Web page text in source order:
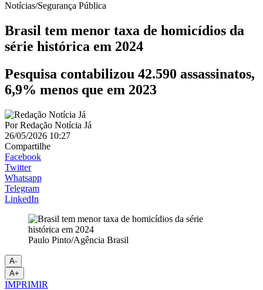
Notícias/Segurança Pública
Brasil tem menor taxa de homicídios da
série histórica em 2024
Pesquisa contabilizou 42.590 assassinatos,
6,9% menos que em 2023
PorRedação Notícia Já
26/05/2026 10:27
Compartilhe
Facebook
Twitter
Whatsapp
Telegram
LinkedIn
Paulo Pinto/Agência Brasil
A-
A+
IMPRIMIR